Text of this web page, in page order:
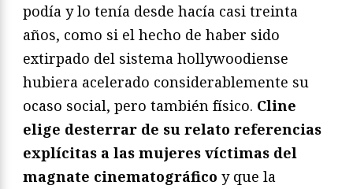
podía y lo tenía desde hacía casi treinta
años, como si el hecho de haber sido
extirpado del sistema hollywoodiense
hubiera acelerado considerablemente su
ocaso social, pero también físico. Cline
elige desterrar de su relato referencias
explícitas a las mujeres víctimas del
magnate cinematográfico y que la